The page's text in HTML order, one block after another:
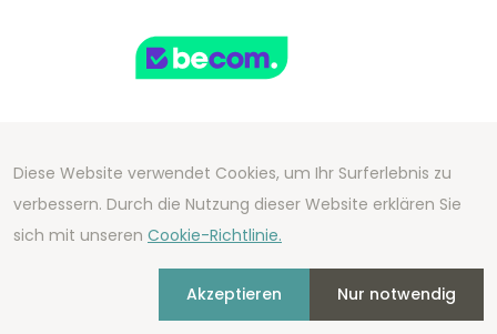
Copyright 2026 We Can Do Better Online BV
Development by2mprove- Content by
2eurogedenkmunzen.de
Diese Website verwendet Cookies, um Ihr Surferlebnis zu
verbessern. Durch die Nutzung dieser Website erklären Sie
sich mit unseren Cookie-Richtlinie.
Akzeptieren Nur notwendig